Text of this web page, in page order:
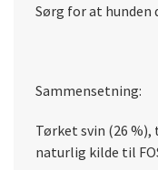
Sørg for at
Sammensetning:
Tørket svin (26
naturlig kilde til